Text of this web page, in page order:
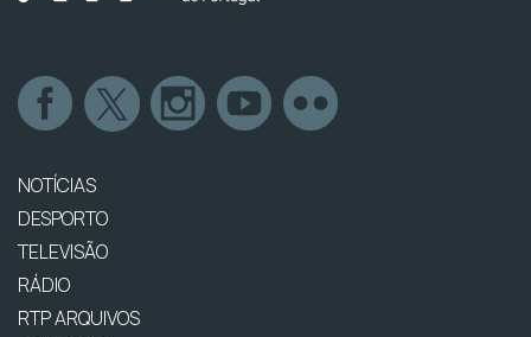
NOTÍCIAS
DESPORTO
TELEVISÃO
RÁDIO
RTP ARQUIVOS